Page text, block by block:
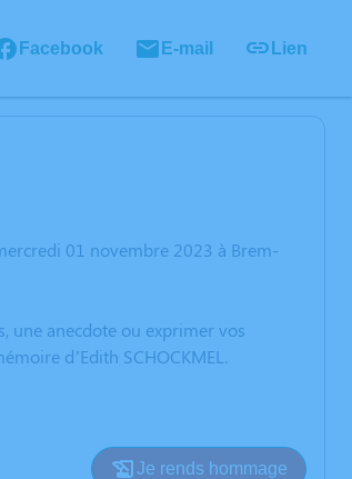
Facebook E-mail Lien
01 novembre 2023 à Brem-
une anecdote ou exprimer vos
d’Edith SCHOCKMEL.
Je rends hommage